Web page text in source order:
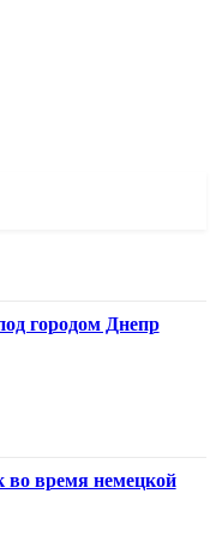
городом Днепр
во время немецкой